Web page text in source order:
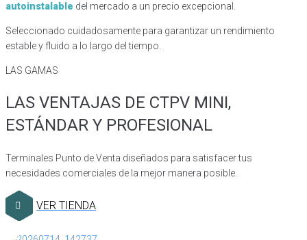
autoinstalable del mercado a un precio excepcional.
Seleccionado cuidadosamente para garantizar un rendimiento
estable y fluido a lo largo del tiempo.
LAS GAMAS
LAS VENTAJAS DE CTPV MINI,
ESTÁNDAR Y PROFESIONAL
Terminales Punto de Venta diseñados para satisfacer tus
necesidades comerciales de la mejor manera posible.
VER TIENDA